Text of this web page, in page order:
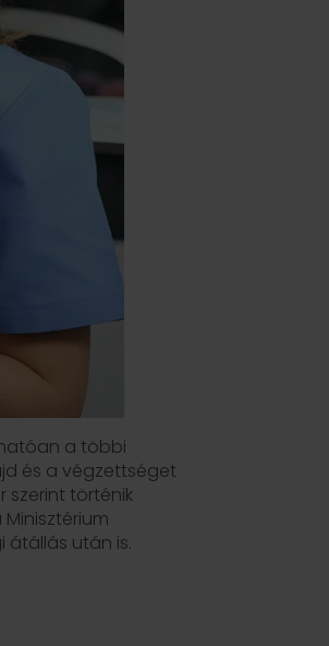
a többi
és a végzettséget
szerint történik
átállás után is.